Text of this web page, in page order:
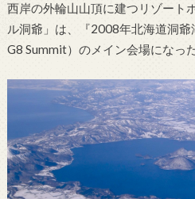
西岸の外輪山山頂に建つリゾート
ル洞爺」は、『2008年北海道洞
G8 Summit）のメイン会場になっ